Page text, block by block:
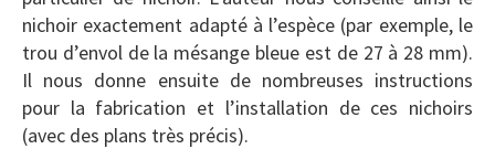
nichoir exactement adapté à l’espèce (par exemple, le
trou d’envol de la mésange bleue est de 27 à 28 mm).
Il nous donne ensuite de nombreuses instructions
pour la fabrication et l’installation de ces nichoirs
(avec des plans très précis).